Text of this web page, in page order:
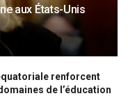
aux États-Unis
renforcent
de l’éducation